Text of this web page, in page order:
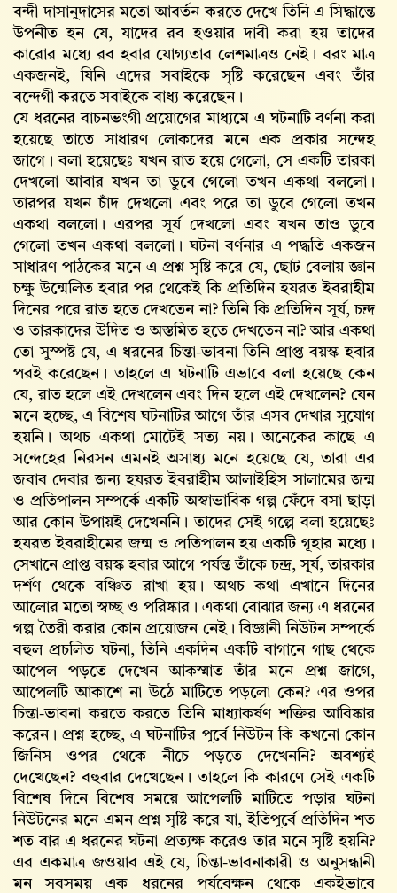
বন্দী দাসানুদাসের মতো আবর্তন করতে দেখে তিনি এ সিদ্ধান্তে
উপনীত হন যে, যাদের রব হওয়ার দাবী করা হয় তাদের
কারোর মধ্যে রব হবার যোগ্যতার লেশমাত্রও নেই। বরং মাত্র
একজনই, যিনি এদের সবাইকে সৃষ্টি করেছেন এবং তাঁর
বন্দেগী করতে সবাইকে বাধ্য করেছেন।
যে ধরনের বাচনভংগী প্রয়োগের মাধ্যমে এ ঘটনাটি বর্ণনা করা
হয়েছে তাতে সাধারণ লোকদের মনে এক প্রকার সন্দেহ
জাগে। বলা হয়েছেঃ যখন রাত হয়ে গেলো, সে একটি তারকা
দেখলো আবার যখন তা ডুবে গেলো তখন একথা বললো।
তারপর যখন চাঁদ দেখলো এবং পরে তা ডুবে গেলো তখন
একথা বললো। এরপর সূর্য দেখলো এবং যখন তাও ডুবে
গেলো তখন একথা বললো। ঘটনা বর্ণনার এ পদ্ধতি একজন
সাধারণ পাঠকের মনে এ প্রশ্ন সৃষ্টি করে যে, ছোট বেলায় জ্ঞান
চক্ষু উন্মেলিত হবার পর থেকেই কি প্রতিদিন হযরত ইবরাহীম
দিনের পরে রাত হতে দেখতেন না? তিনি কি প্রতিদিন সূর্য, চন্দ্র
ও তারকাদের উদিত ও অস্তমিত হতে দেখতেন না? আর একথা
তো সুস্পষ্ট যে, এ ধরনের চিন্তা-ভাবনা তিনি প্রাপ্ত বয়স্ক হবার
পরই করেছেন। তাহলে এ ঘটনাটি এভাবে বলা হয়েছে কেন
যে, রাত হলে এই দেখলেন এবং দিন হলে এই দেখলেন? যেন
মনে হচ্ছে, এ বিশেষ ঘটনাটির আগে তাঁর এসব দেখার সুযোগ
হয়নি। অথচ একথা মোটেই সত্য নয়। অনেকের কাছে এ
সন্দেহের নিরসন এমনই অসাধ্য মনে হয়েছে যে, তারা এর
জবাব দেবার জন্য হযরত ইবরাহীম আলাইহিস সালামের জন্ম
ও প্রতিপালন সম্পর্কে একটি অস্বাভাবিক গল্প ফেঁদে বসা ছাড়া
আর কোন উপায়ই দেখেননি। তাদের সেই গল্পে বলা হয়েছেঃ
হযরত ইবরাহীমের জন্ম ও প্রতিপালন হয় একটি গূহার মধ্যে।
সেখানে প্রাপ্ত বয়স্ক হবার আগে পর্যন্ত তাঁকে চন্দ্র, সূর্য, তারকার
দর্শণ থেকে বঞ্চিত রাখা হয়। অথচ কথা এখানে দিনের
আলোর মতো স্বচ্ছ ও পরিষ্কার। একথা বোঝার জন্য এ ধরনের
গল্প তৈরী করার কোন প্রয়োজন নেই। বিজ্ঞানী নিউটন সম্পর্কে
বহুল প্রচলিত ঘটনা, তিনি একদিন একটি বাগানে গাছ থেকে
আপেল পড়তে দেখেন আকস্মাত তাঁর মনে প্রশ্ন জাগে,
আপেলটি আকাশে না উঠে মাটিতে পড়লো কেন? এর ওপর
চিন্তা-ভাবনা করতে করতে তিনি মাধ্যাকর্ষণ শক্তির আবিষ্কার
করেন। প্রশ্ন হচ্ছে, এ ঘটনাটির পূর্বে নিউটন কি কখনো কোন
জিনিস ওপর থেকে নীচে পড়তে দেখেননি? অবশ্যই
দেখেছেন? বহুবার দেখেছেন। তাহলে কি কারণে সেই একটি
বিশেষ দিনে বিশেষ সময়ে আপেলটি মাটিতে পড়ার ঘটনা
নিউটনের মনে এমন প্রশ্ন সৃষ্টি করে যা, ইতিপূর্বে প্রতিদিন শত
শত বার এ ধরনের ঘটনা প্রত্যক্ষ করেও তার মনে সৃষ্টি হয়নি?
এর একমাত্র জওয়াব এই যে, চিন্তা-ভাবনাকারী ও অনুসন্ধানী
মন সবসময় এক ধরনের পর্যবেক্ষন থেকে একইভাবে